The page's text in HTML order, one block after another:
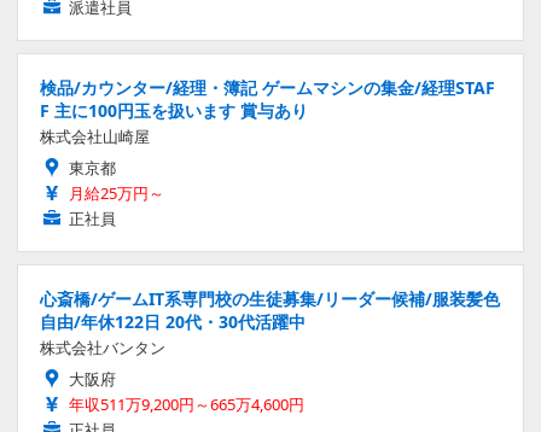
派遣社員
検品/カウンター/経理・簿記 ゲームマシンの集金/経理STAF
F 主に100円玉を扱います 賞与あり
株式会社山崎屋
東京都
月給25万円～
正社員
心斎橋/ゲームIT系専門校の生徒募集/リーダー候補/服装髪色
自由/年休122日 20代・30代活躍中
株式会社バンタン
大阪府
年収511万9,200円～665万4,600円